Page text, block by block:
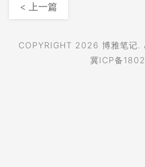
< 上一篇
COPYRIGHT 2026 博雅笔记
冀ICP备